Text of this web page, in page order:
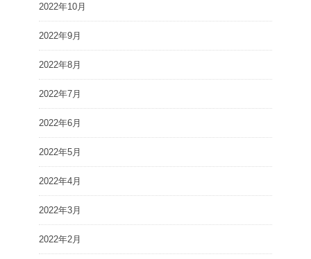
2022年10月
2022年9月
2022年8月
2022年7月
2022年6月
2022年5月
2022年4月
2022年3月
2022年2月